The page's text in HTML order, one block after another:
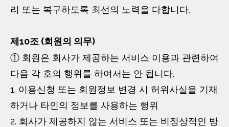
리 또는 복구하도록 최선의 노력을 다합니다.
제10조 (회원의 의무)
① 회원은 회사가 제공하는 서비스 이용과 관련하여
다음 각 호의 행위를 하여서는 안 됩니다.
1. 이용신청 또는 회원정보 변경 시 허위사실을 기재
하거나 타인의 정보를 사용하는 행위
2. 회사가 제공하지 않는 서비스 또는 비정상적인 방